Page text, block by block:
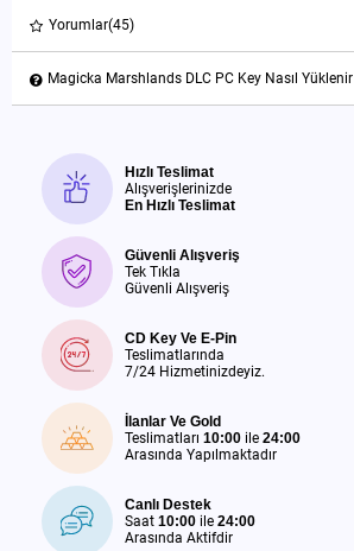
Yorumlar(45)
Magicka Marshlands DLC PC Key Nasıl Yüklenir
Hızlı Teslimat
Alışverişlerinizde
En Hızlı Teslimat
Güvenli Alışveriş
Tek Tıkla
Güvenli Alışveriş
CD Key Ve E-Pin
Teslimatlarında
7/24 Hizmetinizdeyiz.
İlanlar Ve Gold
Teslimatları 10:00 ile 24:00
Arasında Yapılmaktadır
Canlı Destek
Saat 10:00 ile 24:00
Arasında Aktifdir